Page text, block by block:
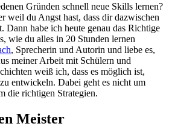
Gründen schnell neue Skills lernen?
weil du Angst hast, dass dir dazwischen
Dann habe ich heute genau das Richtige
wie du alles in 20 Stunden lernen
, Sprecherin und Autorin und liebe es,
meiner Arbeit mit Schülern und
weiß ich, dass es möglich ist,
entwickeln. Dabei geht es nicht um
die richtigen Strategien.
Meister